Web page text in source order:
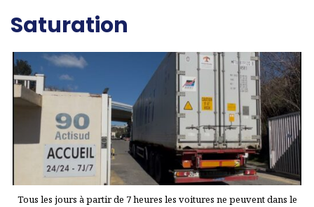
Saturation
Tous les jours à partir de 7 heures les voitures ne peuvent dans le